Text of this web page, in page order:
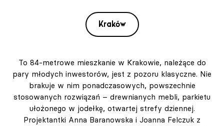
Kraków
To 84-metrowe mieszkanie w Krakowie, należące do
pary młodych inwestorów, jest z pozoru klasyczne. Nie
brakuje w nim ponadczasowych, powszechnie
stosowanych rozwiązań – drewnianych mebli, parkietu
ułożonego w jodełkę, otwartej strefy dziennej.
Projektantki Anna Baranowska i Joanna Felczuk z